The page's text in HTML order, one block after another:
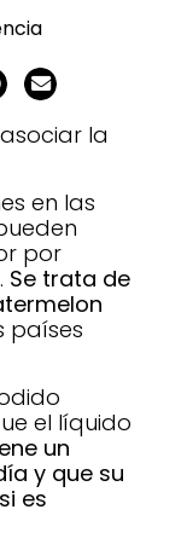
la
en las
por
Se trata de
países
el líquido
un
y que su
es